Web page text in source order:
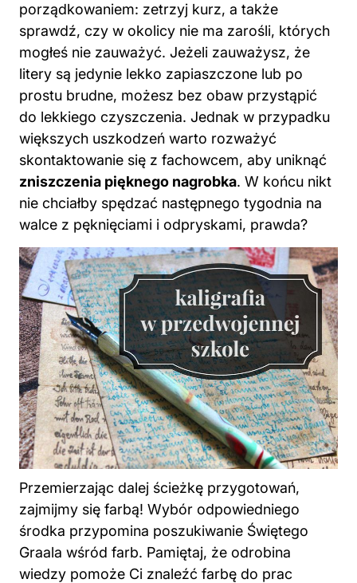
porządkowaniem: zetrzyj kurz, a także
sprawdź, czy w okolicy nie ma zarośli, których
mogłeś nie zauważyć. Jeżeli zauważysz, że
litery są jedynie lekko zapiaszczone lub po
prostu brudne, możesz bez obaw przystąpić
do lekkiego czyszczenia. Jednak w przypadku
większych uszkodzeń warto rozważyć
skontaktowanie się z fachowcem, aby uniknąć
zniszczenia pięknego nagrobka. W końcu nikt
nie chciałby spędzać następnego tygodnia na
walce z pęknięciami i odpryskami, prawda?
Przemierzając dalej ścieżkę przygotowań,
zajmijmy się farbą! Wybór odpowiedniego
środka przypomina poszukiwanie Świętego
Graala wśród farb. Pamiętaj, że odrobina
wiedzy pomoże Ci znaleźć farbę do prac